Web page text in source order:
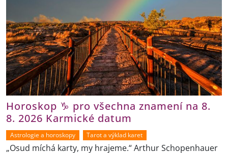
Horoskop ♑ pro všechna znamení na 8.
8. 2026 Karmické datum
Astrologie a horoskopy Tarot a výklad karet
„Osud míchá karty, my hrajeme.“ Arthur Schopenhauer